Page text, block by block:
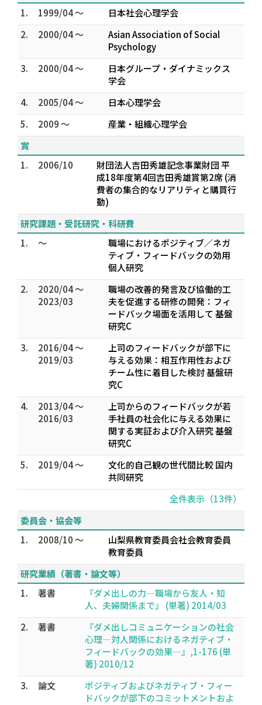
1.
1999/04 ～
日本社会心理学会
2.
2000/04 ～
Asian Association of Social
Psychology
3.
2000/04 ～
日本グループ・ダイナミックス
学会
4.
2005/04 ～
日本心理学会
5.
2009 ～
産業・組織心理学会
賞
1.
2006/10
財団法人吉田秀雄記念事業財団 平
成18年度第4回吉田秀雄賞第2席 (消
費者の集合的なリアリティと購買行
動)
研究課題・受託研究・科研費
1.
～
職場におけるポジティブ／ネガ
ティブ・フィードバックの効用
個人研究
2.
2020/04 ～
2023/03
職場の改善的発言及び協働的工
夫を促進する研修の開発：フィ
ードバック場面を活用して 基盤
研究C
3.
2016/04 ～
2019/03
上司のフィードバックが部下に
与える効果：相互作用性および
チーム性に着目した検討 基盤研
究C
4.
2013/04 ～
2016/03
上司からのフィードバックが若
手社員の社会化に与える効果に
関する実証および介入研究 基盤
研究C
5.
2019/04 ～
文化的自己観の世代間比較 国内
共同研究
全件表示（13件）
委員会・協会等
1.
2008/10 ～
山梨県教育委員会社会教育委員
教育委員
研究業績（著書・論文等）
1.
著書
『ダメ出しの力―職場から友人・知
人、夫婦関係まで』 (単著) 2014/03
2.
著書
『ダメ出しコミュニケーションの社会
心理―対人関係におけるネガティブ・
フィードバックの効果―』,1-176 (単
著) 2010/12
3.
論文
ポジティブおよびネガティブ・フィー
ドバックが部下のコミットメントおよ